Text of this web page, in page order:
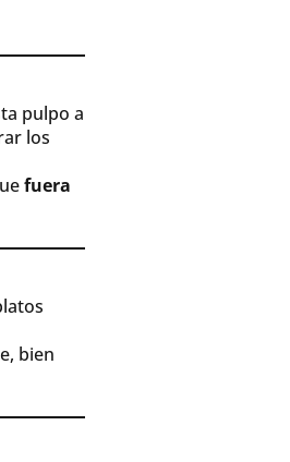
pulpo a
los
fuera
bien